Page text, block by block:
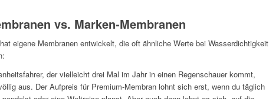
vs. Marken-Membranen
eigene Membranen entwickelt, die oft ähnliche Werte bei Wasserdichtigkeit
der vielleicht drei Mal im Jahr in einen Regenschauer kommt,
aus. Der Aufpreis für Premium-Membran lohnt sich erst, wenn du täglich